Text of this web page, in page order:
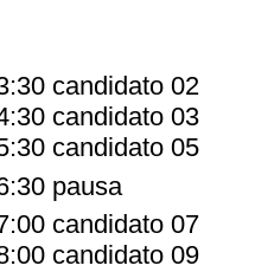
candidato 02
candidato 03
candidato 05
pausa
candidato 07
candidato 09